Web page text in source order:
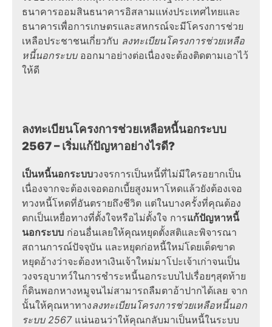
ธนาคารออมสินธนาคารอิสลามแห่งประเทศไทยและ
ธนาคารเพื่อการเกษตรและสหกรณ์จะมีโครงการช่วย
เหลือประชาชนเกี่ยวกับ ลงทะเบียนโครงการช่วยเหลือ
หนี้นอกระบบ ออกมาอย่างต่อเนื่องจะต้องติดตามเอาไว้
ให้ดี
ลงทะเบียนโครงการช่วยเหลือหนี้นอกระบบ
2567– เริ่มแก้ปัญหาอย่างไรดี?
เป็นหนี้นอกระบบวงจรการเป็นหนี้ที่ไม่มีใครอยากเป็น
เนื่องจากจะต้องเจอดอกเบี้ยสูงมหาโหดแล้วยังต้องเจอ
ทวงหนี้โหดที่อันตรายถึงชีวิต แต่ในบางครั้งที่คุณต้อง
ตกเป็นเหยื่อทางที่ตั้งใจหรือไม่ตั้งใจ การแก้ปัญหาหนี้
นอกระบบ ก่อนอื่นเลยให้คุณหยุดตั้งสติและพิจารณา
สถานการณ์ปัจจุบัน และหยุดก่อหนี้ใหม่โดยเด็ดขาด
หยุดอ้างว่าจะต้องหาเงินเจ้าใหม่มาโปะเจ้าเก่าจนเป็น
วงจรอุบาทว์ในการชำระหนี้นอกระบบไปเรื่อยๆสุดท้าย
ก็ดินพอกหางหมูจนไม่สามารถลืมตาอ้าปากได้เลย จาก
นั้นให้คุณหาทางลงทะเบียนโครงการช่วยเหลือหนี้นอก
ระบบ 2567 แน่นอนว่าให้คุณกลับมาเป็นหนี้ในระบบ